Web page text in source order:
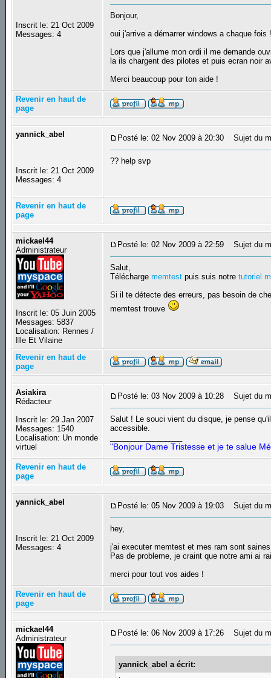
Inscrit le: 21 Oct 2009
Messages: 4
Bonjour,
oui j'arrive a démarrer windows a chaque fois
Lors que j'allume mon ordi il me demande
la ils chargent des pilotes et puis ecran noir
Merci beaucoup pour ton aide !
Revenir en haut de
page
yannick_abel
Inscrit le: 21 Oct 2009
Messages: 4
Posté le: 02 Nov 2009 à 20:30 Sujet du
?? help svp
Revenir en haut de
page
mickael44
Administrateur
Inscrit le: 05 Juin 2005
Messages: 5837
Localisation: Rennes /
Ille Et Vilaine
Posté le: 02 Nov 2009 à 22:59 Sujet du
Salut,
Téléchargememtest puis suis notretutoriel
Si il te détecte des erreurs, pas besoin de
memtest trouve
Revenir en haut de
page
Asiakira
Rédacteur
Inscrit le: 29 Jan 2007
Messages: 1540
Localisation: Un monde
virtuel
Posté le: 03 Nov 2009 à 10:28 Sujet du
Salut ! Le souci vient du disque, je pense
accessible.
"Bonjour Dame Tristesse et je te salue
Revenir en haut de
page
yannick_abel
Inscrit le: 21 Oct 2009
Messages: 4
Posté le: 05 Nov 2009 à 19:03 Sujet du
hey,
j'ai executer memtest et mes ram sont
Pas de probleme, je craint que notre ami ai
merci pour tout vos aides !
Revenir en haut de
page
mickael44
Administrateur
Posté le: 06 Nov 2009 à 17:26 Sujet du
yannick_abel a écrit: